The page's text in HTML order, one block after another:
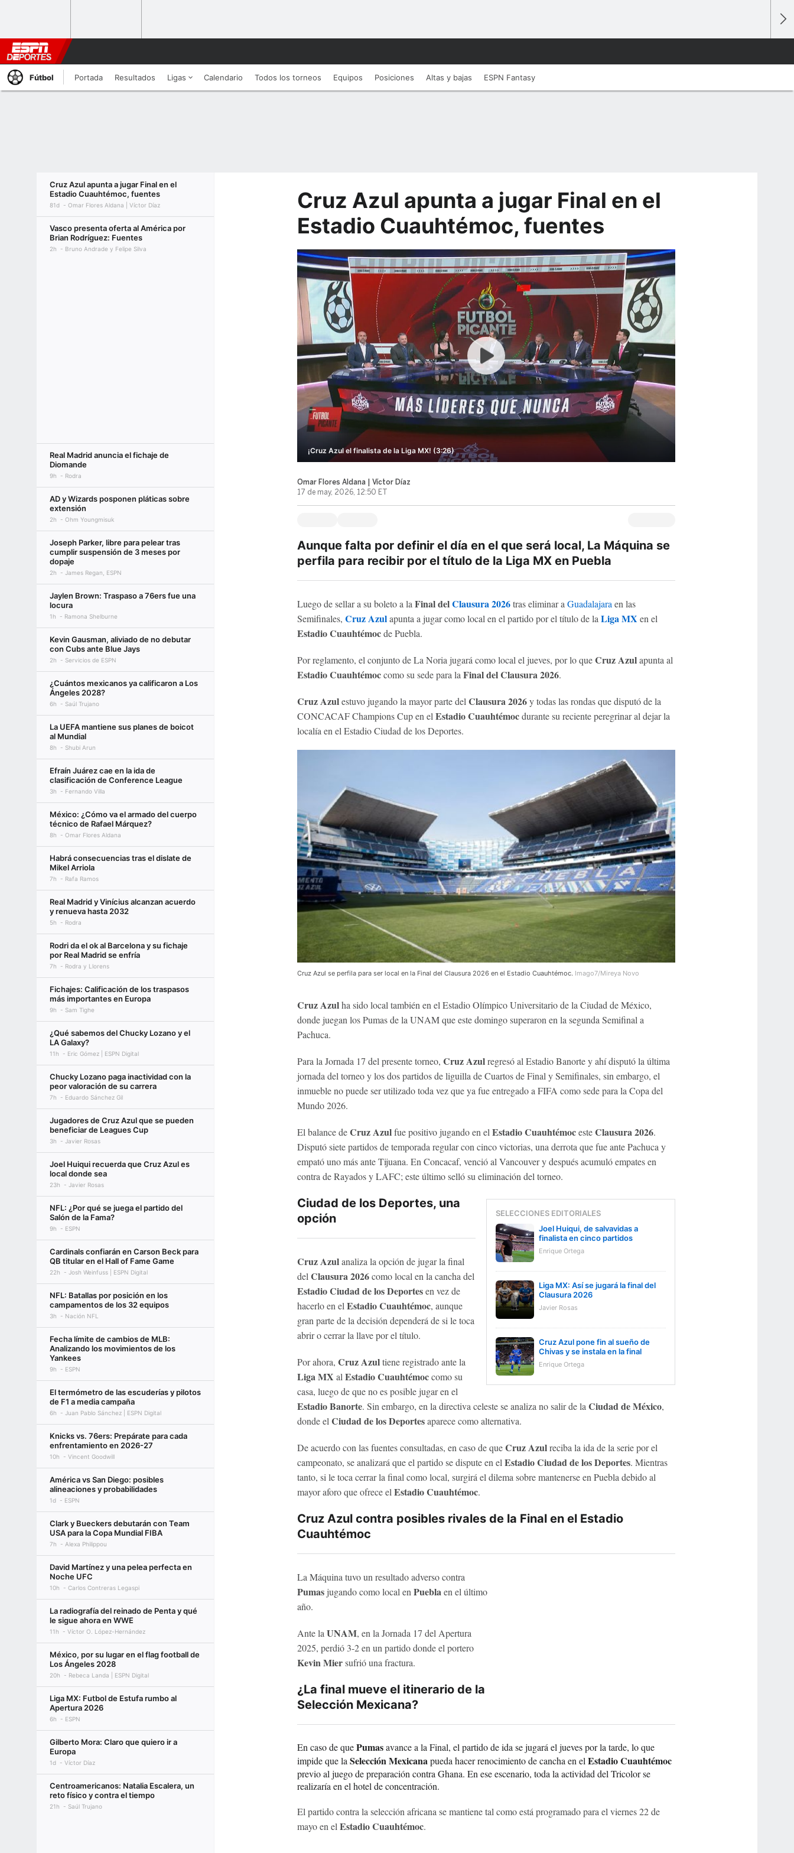
Fútbol Portada Resultados Ligas Calendario Todos los torneos Equipos Posiciones Altas y bajas ESPN Fantasy
Cruz Azul apunta a jugar Final en el
Estadio Cuauhtémoc, fuentes
81d Omar Flores Aldana | Víctor Díaz
Vasco presenta oferta al América por
Brian Rodríguez: Fuentes
2h Bruno Andrade y Felipe Silva
Real Madrid anuncia el fichaje de
Diomande
9h Rodra
AD y Wizards posponen pláticas sobre
extensión
2h Ohm Youngmisuk
Joseph Parker, libre para pelear tras
cumplir suspensión de 3 meses por
dopaje
2h James Regan, ESPN
Jaylen Brown: Traspaso a 76ers fue una
locura
1h Ramona Shelburne
Kevin Gausman, aliviado de no debutar
con Cubs ante Blue Jays
2h Servicios de ESPN
¿Cuántos mexicanos ya calificaron a Los
Ángeles 2028?
6h Saúl Trujano
La UEFA mantiene sus planes de boicot
al Mundial
8h Shubi Arun
Efraín Juárez cae en la ida de
clasificación de Conference League
3h Fernando Villa
México: ¿Cómo va el armado del cuerpo
técnico de Rafael Márquez?
8h Omar Flores Aldana
Habrá consecuencias tras el dislate de
Mikel Arriola
7h Rafa Ramos
Real Madrid y Vinícius alcanzan acuerdo
y renueva hasta 2032
5h Rodra
Rodri da el ok al Barcelona y su fichaje
por Real Madrid se enfría
7h Rodra y Llorens
Fichajes: Calificación de los traspasos
más importantes en Europa
9h Sam Tighe
¿Qué sabemos del Chucky Lozano y el
LA Galaxy?
11h Eric Gómez | ESPN Digital
Chucky Lozano paga inactividad con la
peor valoración de su carrera
7h Eduardo Sánchez Gil
Jugadores de Cruz Azul que se pueden
beneficiar de Leagues Cup
3h Javier Rosas
Joel Huiqui recuerda que Cruz Azul es
local donde sea
23h Javier Rosas
NFL: ¿Por qué se juega el partido del
Salón de la Fama?
9h ESPN
Cardinals confiarán en Carson Beck para
QB titular en el Hall of Fame Game
22h Josh Weinfuss | ESPN Digital
NFL: Batallas por posición en los
campamentos de los 32 equipos
3h Nación NFL
Fecha límite de cambios de MLB:
Analizando los movimientos de los
Yankees
9h ESPN
El termómetro de las escuderías y pilotos
de F1 a media campaña
6h Juan Pablo Sánchez | ESPN Digital
Knicks vs. 76ers: Prepárate para cada
enfrentamiento en 2026-27
10h Vincent Goodwill
América vs San Diego: posibles
alineaciones y probabilidades
1d ESPN
Clark y Bueckers debutarán con Team
USA para la Copa Mundial FIBA
7h Alexa Philippou
David Martínez y una pelea perfecta en
Noche UFC
10h Carlos Contreras Legaspi
La radiografía del reinado de Penta y qué
le sigue ahora en WWE
11h Víctor O. López-Hernández
México, por su lugar en el flag football de
Los Ángeles 2028
20h Rebeca Landa | ESPN Digital
Liga MX: Futbol de Estufa rumbo al
Apertura 2026
6h ESPN
Gilberto Mora: Claro que quiero ir a
Europa
1d Víctor Díaz
Centroamericanos: Natalia Escalera, un
reto físico y contra el tiempo
21h Saúl Trujano
Cruz Azul apunta a jugar Final en el
Estadio Cuauhtémoc, fuentes
¡Cruz Azul el finalista de la Liga MX! (3:26)
Omar Flores Aldana | Víctor Díaz
17 de may, 2026, 12:50 ET
Aunque falta por definir el día en el que será local, La Máquina se
perfila para recibir por el título de la Liga MX en Puebla
Luego de sellar a su boleto a la Final delClausura 2026tras eliminar a Guadalajara en las
Semifinales, Cruz Azulapunta a jugar como local en el partido por el título de la Liga MX en el
Estadio Cuauhtémocde Puebla.
Por reglamento, el conjunto de La Noria jugará como local el jueves, por lo queCruz Azulapunta al
Estadio Cuauhtémoccomo su sede para la Final del Clausura 2026.
Cruz Azulestuvo jugando la mayor parte del Clausura 2026y todas las rondas que disputó de la
CONCACAF Champions Cup en el Estadio Cuauhtémocdurante su reciente peregrinar al dejar la
localía en el Estadio Ciudad de los Deportes.
Cruz Azul se perfila para ser local en la Final del Clausura 2026 en el Estadio Cuauhtémoc. Imago7/Mireya Novo
Cruz Azulha sido local también en el Estadio Olímpico Universitario de la Ciudad de México,
donde juegan los Pumas de la UNAM que este domingo superaron en la segunda Semifinal a
Pachuca.
Para la Jornada 17 del presente torneo, Cruz Azulregresó al Estadio Banorte y ahí disputó la última
jornada del torneo y los dos partidos de liguilla de Cuartos de Final y Semifinales, sin embargo, el
inmueble no puede ser utilizado toda vez que ya fue entregado a FIFA como sede para la Copa del
Mundo 2026.
El balance deCruz Azulfue positivo jugando en elEstadio CuauhtémocesteClausura 2026.
Disputó siete partidos de temporada regular con cinco victorias, una derrota que fue ante Pachuca y
empató uno más ante Tijuana. En Concacaf, venció al Vancouver y después acumuló empates en
contra de Rayados y LAFC; este último selló su eliminación del torneo.
SELECCIONES EDITORIALES
Joel Huiqui, de salvavidas a
finalista en cinco partidos
Enrique Ortega
Liga MX: Así se jugará la final del
Clausura 2026
Javier Rosas
Cruz Azul pone fin al sueño de
Chivas y se instala en la final
Enrique Ortega
Ciudad de los Deportes, una
opción
Cruz Azulanaliza la opción de jugar la final
delClausura 2026como local en la cancha del
Estadio Ciudad de los Deportesen vez de
hacerlo en elEstadio Cuauhtémoc, aunque
gran parte de la decisión dependerá de si le toca
abrir o cerrar la llave por el título.
Por ahora, Cruz Azultiene registrado ante la
Liga MX alEstadio Cuauhtémoccomo su
casa, luego de que no es posible jugar en el
Estadio Banorte. Sin embargo, en la directiva celeste se analiza no salir de laCiudad de México,
donde elCiudad de los Deportesaparece como alternativa.
De acuerdo con las fuentes consultadas, en caso de queCruz Azulreciba la ida de la serie por el
campeonato, se analizará que el partido se dispute en elEstadio Ciudad de los Deportes. Mientras
tanto, si le toca cerrar la final como local, surgirá el dilema sobre mantenerse en Puebla debido al
mayor aforo que ofrece elEstadio Cuauhtémoc.
Cruz Azul contra posibles rivales de la Final en el Estadio
Cuauhtémoc
La Máquina tuvo un resultado adverso contra
Pumas jugando como local enPueblaen el último
año.
Ante laUNAM, en la Jornada 17 del Apertura
2025, perdió 3-2 en un partido donde el portero
Kevin Miersufrió una fractura.
¿La final mueve el itinerario de la
Selección Mexicana?
En caso de quePumasavance a la Final, el partido de ida se jugará el jueves por la tarde, lo que
impide que laSelección Mexicanapueda hacer renocimiento de cancha en elEstadio Cuauhtémoc
previo al juego de preparación contra Ghana. En ese escenario, toda la actividad del Tricolor se
realizaría en el hotel de concentración.
El partido contra la selección africana se mantiene tal como está programado para el viernes 22 de
mayo en elEstadio Cuauhtémoc.